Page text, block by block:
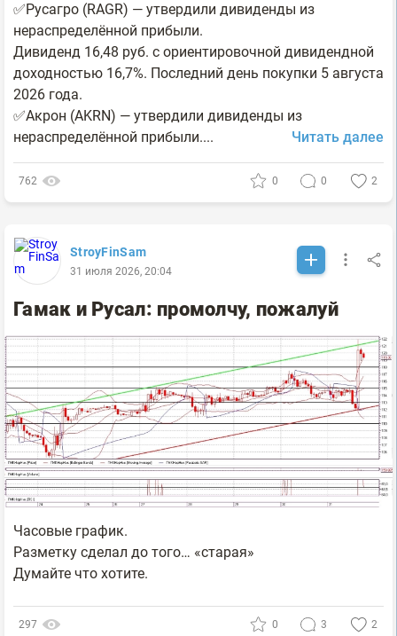
✅Русагро (RAGR) — утвердили дивиденды из
нераспределённой прибыли.
Дивиденд 16,48 руб. с ориентировочной дивидендной
доходностью 16,7%. Последний день покупки 5 августа
2026 года.
✅Акрон (AKRN) — утвердили дивиденды из
нераспределённой прибыли....
Читать далее
762 0 0 2
StroyFinSam
31 июля 2026, 20:04
Гамак и Русал: промолчу, пожалуй
Часовые график.
Разметку сделал до того… «старая»
Думайте что хотите.
297 0 3 2